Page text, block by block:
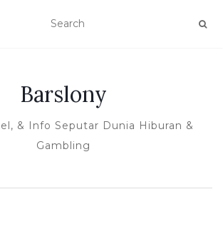
Barslony
& Info Seputar Dunia Hiburan &
Gambling